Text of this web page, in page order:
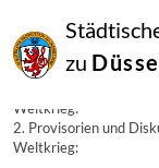
zu
Januar
1976
Manfred Hill
Weltkrieg:
2. Provisorien und
Weltkrieg: